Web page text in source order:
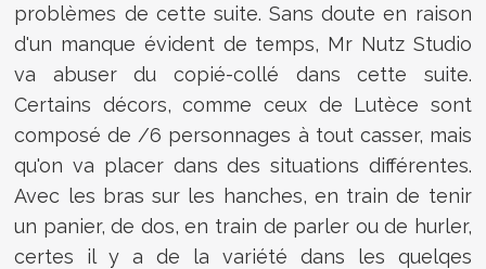
problèmes de cette suite. Sans doute en raison
d'un manque évident de temps, Mr Nutz Studio
va abuser du copié-collé dans cette suite.
Certains décors, comme ceux de Lutèce sont
composé de /6 personnages à tout casser, mais
qu'on va placer dans des situations différentes.
Avec les bras sur les hanches, en train de tenir
un panier, de dos, en train de parler ou de hurler,
certes il y a de la variété dans les quelqes